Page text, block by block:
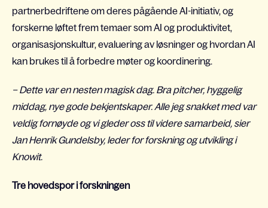
partnerbedriftene om deres pågående AI-initiativ, og
forskerne løftet frem temaer som AI og produktivitet,
organisasjonskultur, evaluering av løsninger og hvordan AI
kan brukes til å forbedre møter og koordinering.
– Dette var en nesten magisk dag. Bra pitcher, hyggelig
middag, nye gode bekjentskaper. Alle jeg snakket med var
veldig fornøyde og vi gleder oss til videre samarbeid, sier
Jan Henrik Gundelsby, leder for forskning og utvikling i
Knowit.
Tre hovedspor i forskningen